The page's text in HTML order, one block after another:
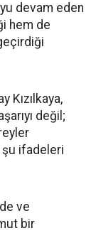
devam eden
hem de
Kızılkaya,
değil;
ifadeleri
ve
bir